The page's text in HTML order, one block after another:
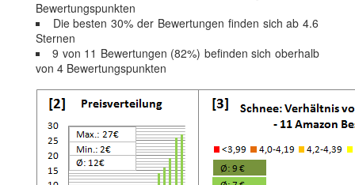
Bewertungspunkten
Die besten 30% der Bewertungen finden sich ab 4.6
Sternen
9 von 11 Bewertungen (82%) befinden sich oberhalb
von 4 Bewertungspunkten